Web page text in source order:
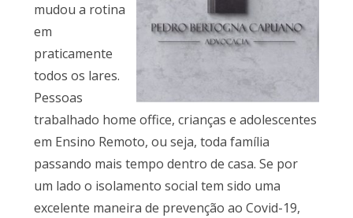
mudou a rotina
em
praticamente
todos os lares.
Pessoas
trabalhado home office, crianças e adolescentes
em Ensino Remoto, ou seja, toda família
passando mais tempo dentro de casa. Se por
um lado o isolamento social tem sido uma
excelente maneira de prevenção ao Covid-19,